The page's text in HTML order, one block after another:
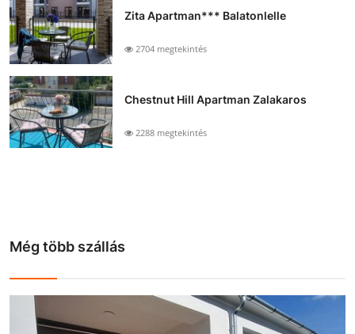
Zita Apartman*** Balatonlelle
2704 megtekintés
Chestnut Hill Apartman Zalakaros
2288 megtekintés
Még több szállás